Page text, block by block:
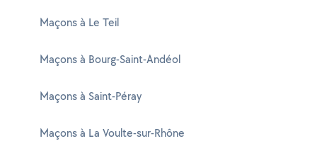
Maçons à Le Teil
Maçons à Bourg-Saint-Andéol
Maçons à Saint-Péray
Maçons à La Voulte-sur-Rhône